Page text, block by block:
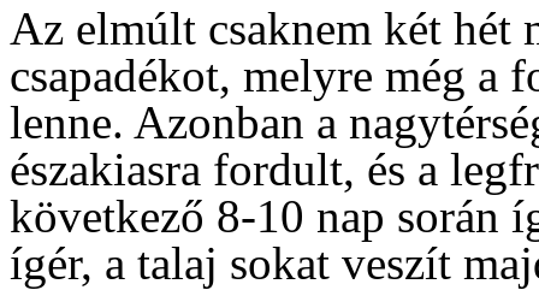
Az elmúlt csaknem két hét
csapadékot, melyre még a
lenne. Azonban a
északiasra fordult, és a
következő 8-10 nap során
ígér, a talaj sokat veszít